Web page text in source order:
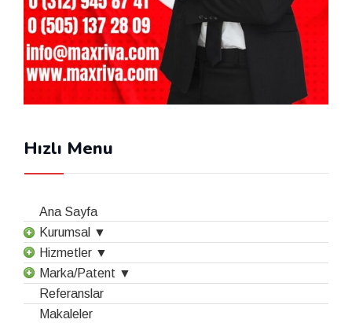
Hızlı Menu
Ana Sayfa
Kurumsal ▼
Hizmetler ▼
Marka/Patent ▼
Referanslar
Makaleler